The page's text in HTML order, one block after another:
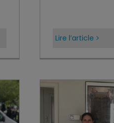
Lire l’article